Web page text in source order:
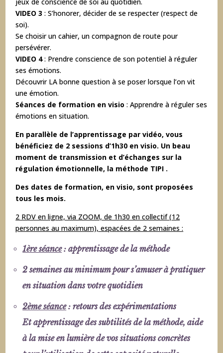
VIDEO 3 : S’honorer, décider de se respecter (respect de
soi).
Se choisir un cahier, un compagnon de route pour
persévérer.
VIDEO 4: Prendre conscience de son potentiel à réguler
ses émotions.
Découvrir LA bonne question à se poser lorsque l’on vit
une émotion.
Séances de formation en visio : Apprendre à réguler ses
émotions en situation.
En parallèle de l’apprentissage par vidéo, vous
bénéficiez de 2 sessions d’1h30 en visio. Un beau
moment de transmission et d’échanges sur la
régulation émotionnelle, la méthode TIPI .
Des dates de formation, en visio, sont proposées
tous les mois.
2 RDV en ligne, via ZOOM, de 1h30 en collectif (12
personnes au maximum), espacées de 2 semaines :
1ère séance: apprentissage de la méthode
2 semaines au minimum pour s’amuser à pratiquer
en situation dans votre quotidien
2ème séance: retours des expérimentations
Et apprentissage des subtilités de la méthode, aide
à la mise en lumière de vos situations concrètes